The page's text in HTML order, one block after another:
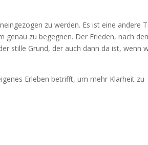
zu werden. Es ist eine andere
genau zu begegnen. Der Frieden, nach
stille Grund, der auch dann da ist, wenn
Erleben betrifft, um mehr Klarheit zu